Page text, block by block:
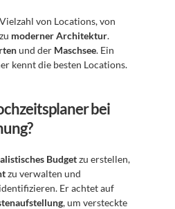
moderner Architektur.
und der Maschsee. Ein
kennt die besten Locations.
bei
Budget zu erstellen,
Er achtet auf
, um versteckte